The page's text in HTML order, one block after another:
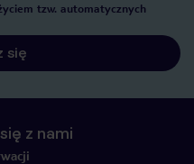
tzw. automatycznych
się
z nami